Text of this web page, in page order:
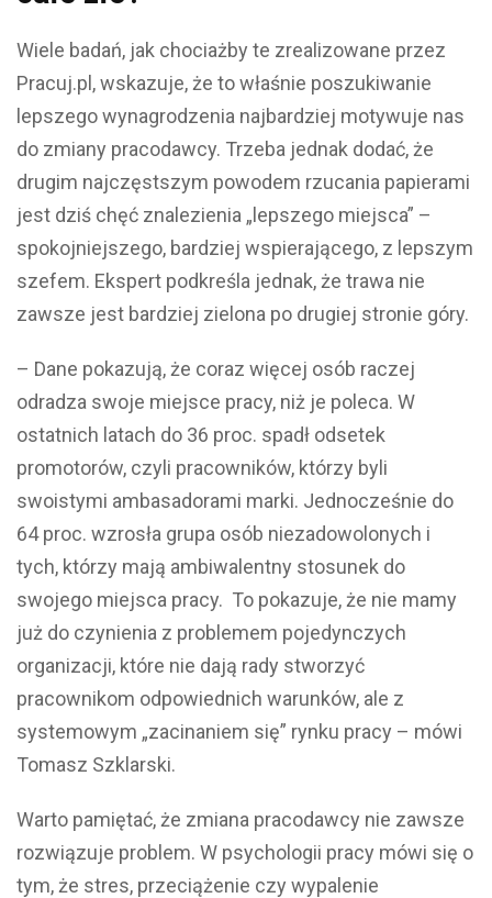
Wiele badań, jak chociażby te zrealizowane przez
Pracuj.pl, wskazuje, że to właśnie poszukiwanie
lepszego wynagrodzenia najbardziej motywuje nas
do zmiany pracodawcy. Trzeba jednak dodać, że
drugim najczęstszym powodem rzucania papierami
jest dziś chęć znalezienia „lepszego miejsca” –
spokojniejszego, bardziej wspierającego, z lepszym
szefem. Ekspert podkreśla jednak, że trawa nie
zawsze jest bardziej zielona po drugiej stronie góry.
– Dane pokazują, że coraz więcej osób raczej
odradza swoje miejsce pracy, niż je poleca. W
ostatnich latach do 36 proc. spadł odsetek
promotorów, czyli pracowników, którzy byli
swoistymi ambasadorami marki. Jednocześnie do
64 proc. wzrosła grupa osób niezadowolonych i
tych, którzy mają ambiwalentny stosunek do
swojego miejsca pracy. To pokazuje, że nie mamy
już do czynienia z problemem pojedynczych
organizacji, które nie dają rady stworzyć
pracownikom odpowiednich warunków, ale z
systemowym „zacinaniem się” rynku pracy – mówi
Tomasz Szklarski.
Warto pamiętać, że zmiana pracodawcy nie zawsze
rozwiązuje problem. W psychologii pracy mówi się o
tym, że stres, przeciążenie czy wypalenie